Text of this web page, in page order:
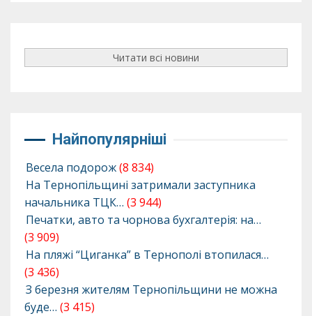
Читати всі новини
Найпопулярніші
Весела подорож(8 834)
На Тернопільщині затримали заступника
начальника ТЦК… (3 944)
Печатки, авто та чорнова бухгалтерія: на…
(3 909)
На пляжі “Циганка” в Тернополі втопилася…
(3 436)
З березня жителям Тернопільщини не можна
буде… (3 415)